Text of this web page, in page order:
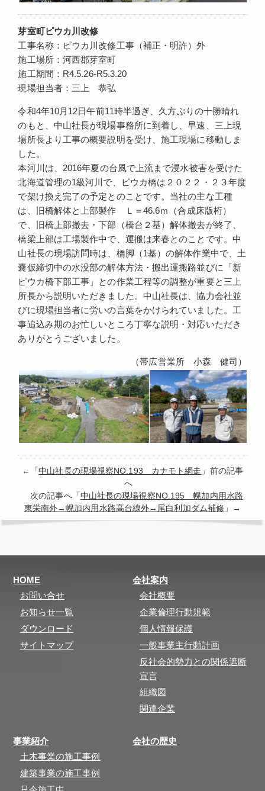
芽室町ピウカ川改修
工事名称：ピウカ川改修工事（補正・明許）外
施工場所：河西郡芽室町
施工期間：R4.5.26-R5.3.20
現場担当者：三上 恭弘
令和4年10月12日午前11時半過ぎ、久方ぶりの十勝晴れ
のもと、中山社長が現場事務所に到着し、早速、三上現
場所長より工事の概要説明を受け、施工現場に移動しま
した。
本河川は、2016年夏の台風で上流まで浸水被害を受けた
北海道管理の1級河川で、ピウカ橋は２０２２・２３年度
で架け換え完了の予定とのことです。当社の主な工種
は、旧橋解体と上部製作 Ｌ＝46.6ｍ（合成床版桁）
で、旧橋上部撤去・下部（橋台２基）解体撤去が終了、
橋梁上部は工場製作中で、運搬は来春とのことです。中
山社長の現場訪問時は、橋脚（1基）の解体作業中で、土
嚢仮締切中の水没部の解体方法・搬出運搬路並びに「新
ピウカ橋下部工事」との作業工程等の調整が重要と三上
所長から説明いただきました。中山社長は、協力会社並
びに現場担当者に労いの言葉をかけられていました。工
事追込み期のお忙しいところ丁寧な説明・対応いただき
ありがとうございました。
（帯広営業所 小森 健司）
←「中山社長の現場視察NO.193 カナモト網走 」前の記事
へ
次の記事へ「 中山社長の現場視察NO.195 幌加内用水路
東栄南外→幌加内用水路高台線外→尾白利加ダム補修 」→
HOME
お問い合せ
お知らせ一覧
ダウンロード
サイトマップ
会社案内
会社概要
企業倫理行動規範
個人情報保護
一般事業主行動計画
反社会的勢力との関係遮断
宣言
組織図
関連企業
事業紹介
土木事業の施工事例
建築事業の施工事例
会社の歴史